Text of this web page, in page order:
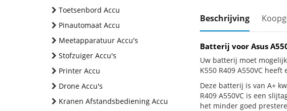
Toetsenbord Accu
Pinautomaat Accu
Meetapparatuur Accu's
Stofzuiger Accu's
Printer Accu
Drone Accu's
Kranen Afstandsbediening Accu
Beschrijving
Batterij voor Asus
Uw batterij moet
K550 R409 A550VC
Deze batterij is van A+
R409 A550VC is een
het minder goed